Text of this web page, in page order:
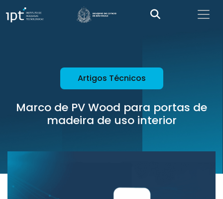
Artigos Técnicos
Marco de PV Wood para portas de
madeira de uso interior